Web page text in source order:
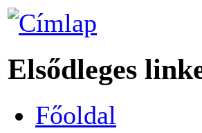
Elsődleges
Főoldal